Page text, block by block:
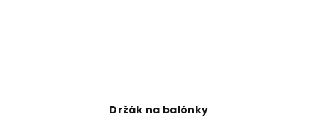
Držák na balónky